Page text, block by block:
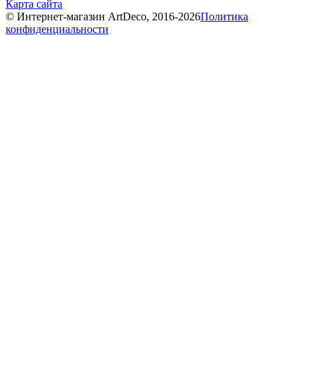
Карта сайта
© Интернет-магазин ArtDeco, 2016-2026Политика
конфиденциальности